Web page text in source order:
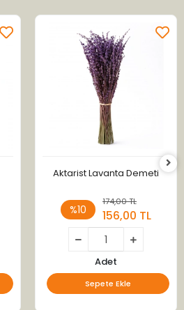
Aktarist Lavanta Demeti
%10
174,00 TL
156,00 TL
Adet
Sepete Ekle